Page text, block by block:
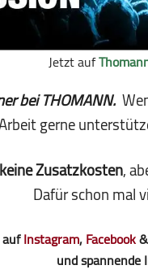
Jetzt auf
bei THOMANN.
gerne
keine Zusatzkosten,
Dafür schon mal
Instagram,Facebook&
und spannende